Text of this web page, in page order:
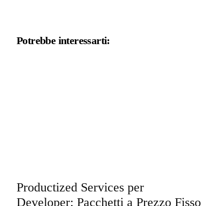
Potrebbe interessarti:
Productized Services per
Developer: Pacchetti a Prezzo Fisso